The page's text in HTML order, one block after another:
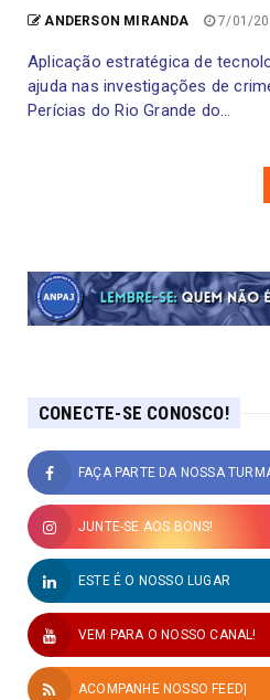
ANDERSON MIRANDA 7/01/
Aplicação estratégica de
ajuda nas investigações de
Perícias do Rio Grande do...
CONECTE-SE CONOSCO!
FAÇA PARTE DA NOSSA
JUNTE-SE AOS BONS!
ESTE É O NOSSO LUGAR
VEM PARA O NOSSO CANAL!
ACOMPANHE NOSSO FEED|